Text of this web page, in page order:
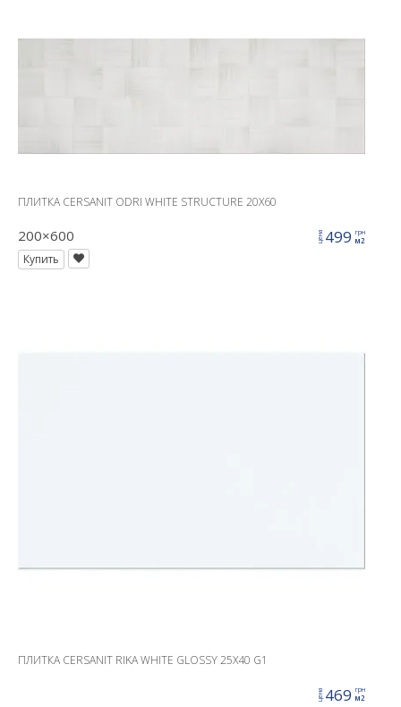
ПЛИТКА CERSANIT ODRI WHITE STRUCTURE 20X60
200×600 цена499 грн
м2
Купить
ПЛИТКА CERSANIT RIKA WHITE GLOSSY 25X40 G1
цена 469 грн
м2